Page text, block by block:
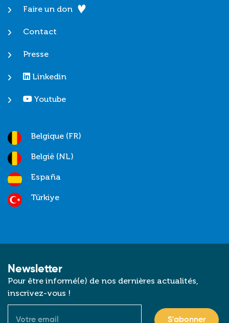
Faire un don
Contact
Presse
Linkedin
Youtube
Belgique (FR)
België (NL)
España
Türkiye
Newsletter
Pour être informé(e) de nos dernières actualités,
inscrivez-vous !